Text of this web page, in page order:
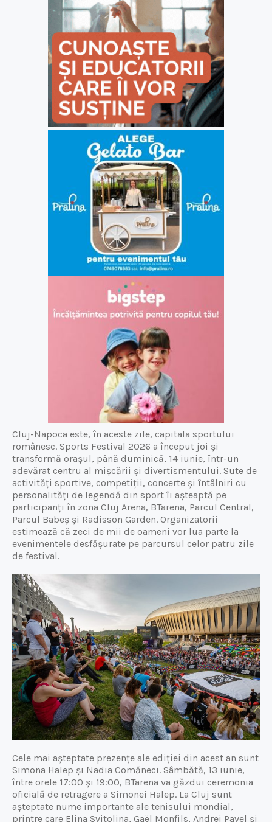
Cluj-Napoca este, în aceste zile, capitala sportului
românesc. Sports Festival 2026 a început joi și
transformă orașul, până duminică, 14 iunie, într-un
adevărat centru al mișcării și divertismentului. Sute de
activități sportive, competiții, concerte și întâlniri cu
personalități de legendă din sport îi așteaptă pe
participanți în zona Cluj Arena, BTarena, Parcul Central,
Parcul Babeș și Radisson Garden. Organizatorii
estimează că zeci de mii de oameni vor lua parte la
evenimentele desfășurate pe parcursul celor patru zile
de festival.
Cele mai așteptate prezențe ale ediției din acest an sunt
Simona Halep și Nadia Comăneci. Sâmbătă, 13 iunie,
între orele 17:00 și 19:00, BTarena va găzdui ceremonia
oficială de retragere a Simonei Halep. La Cluj sunt
așteptate nume importante ale tenisului mondial,
printre care Elina Svitolina, Gaël Monfils, Andrei Pavel și